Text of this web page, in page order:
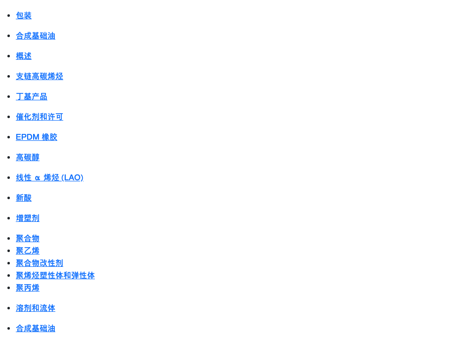
包装
合成基础油
概述
支链高碳烯烃
丁基产品
催化剂和许可
EPDM 橡胶
高碳醇
线性 α 烯烃 (LAO)
新酸
增塑剂
聚合物
聚乙烯
聚合物改性剂
聚烯烃塑性体和弹性体
聚丙烯
溶剂和流体
合成基础油